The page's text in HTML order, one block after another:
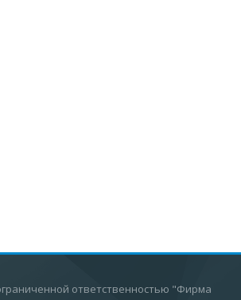
ответственностью "Фирма